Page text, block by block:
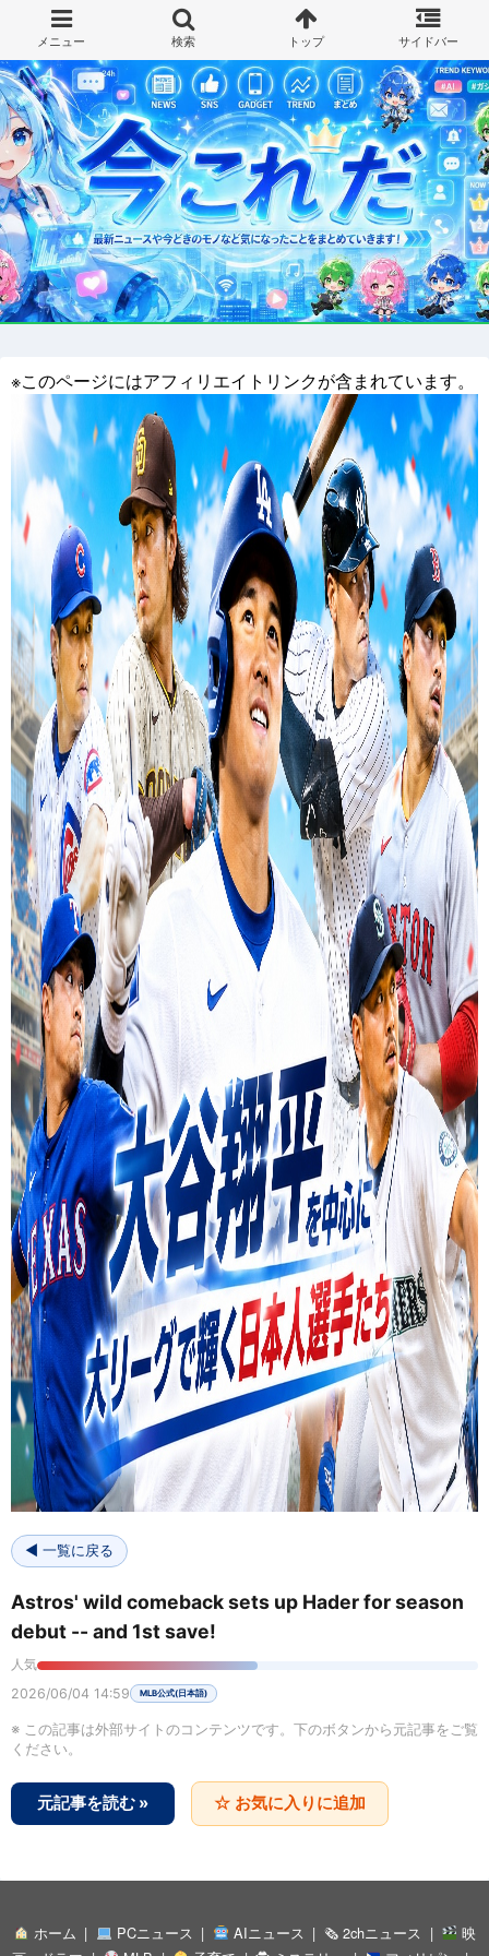
※このページにはアフィリエイトリンクが含まれています。
◀ 一覧に戻る
Astros' wild comeback sets up Hader for season
debut -- and 1st save!
人気
2026/06/04 14:59 MLB公式(日本語)
※ この記事は外部サイトのコンテンツです。下のボタンから元記事をご覧
ください。
元記事を読む » ☆ お気に入りに追加
ホーム PCニュース AIニュース 🗞 2chニュース
映